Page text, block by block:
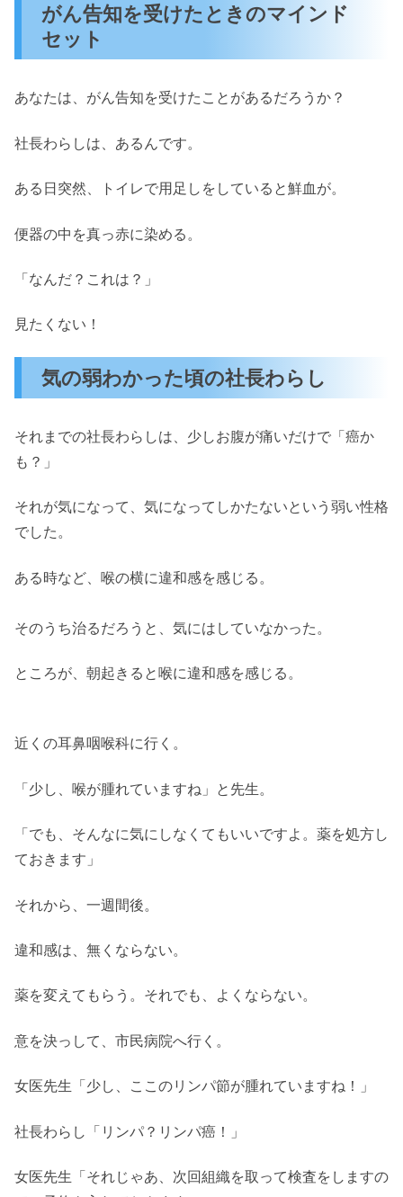
がん告知を受けたときのマインド
セット
あなたは、がん告知を受けたことがあるだろうか？
社長わらしは、あるんです。
ある日突然、トイレで用足しをしていると鮮血が。
便器の中を真っ赤に染める。
「なんだ？これは？」
見たくない！
気の弱わかった頃の社長わらし
それまでの社長わらしは、少しお腹が痛いだけで「癌か
も？」
それが気になって、気になってしかたないという弱い性格
でした。
ある時など、喉の横に違和感を感じる。
そのうち治るだろうと、気にはしていなかった。
ところが、朝起きると喉に違和感を感じる。
近くの耳鼻咽喉科に行く。
「少し、喉が腫れていますね」と先生。
「でも、そんなに気にしなくてもいいですよ。薬を処方し
ておきます」
それから、一週間後。
違和感は、無くならない。
薬を変えてもらう。それでも、よくならない。
意を決っして、市民病院へ行く。
女医先生「少し、ここのリンパ節が腫れていますね！」
社長わらし「リンパ？リンパ癌！」
女医先生「それじゃあ、次回組織を取って検査をしますの